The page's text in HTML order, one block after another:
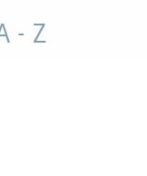
- Z